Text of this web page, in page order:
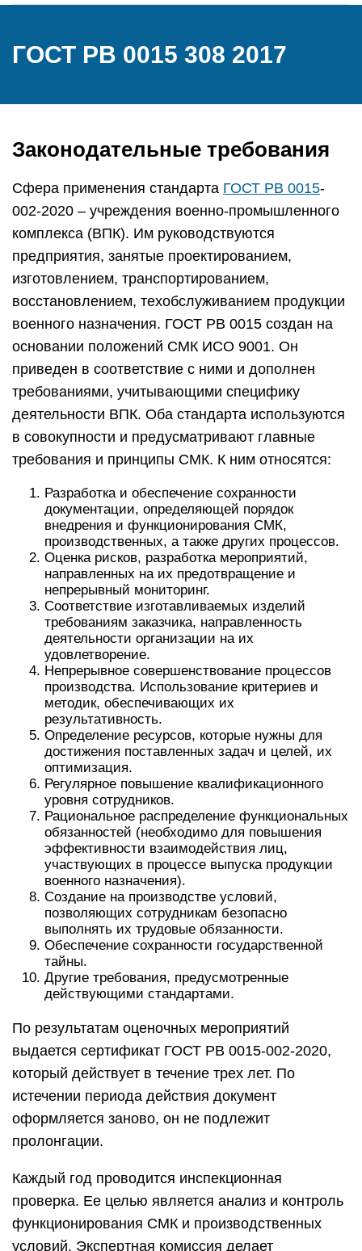
ГОСТ РВ 0015 308 2017
Законодательные требования
Сфера применения стандарта ГОСТ РВ 0015-
002-2020 – учреждения военно-промышленного
комплекса (ВПК). Им руководствуются
предприятия, занятые проектированием,
изготовлением, транспортированием,
восстановлением, техобслуживанием продукции
военного назначения. ГОСТ РВ 0015 создан на
основании положений СМК ИСО 9001. Он
приведен в соответствие с ними и дополнен
требованиями, учитывающими специфику
деятельности ВПК. Оба стандарта используются
в совокупности и предусматривают главные
требования и принципы СМК. К ним относятся:
Разработка и обеспечение сохранности
документации, определяющей порядок
внедрения и функционирования СМК,
производственных, а также других процессов.
Оценка рисков, разработка мероприятий,
направленных на их предотвращение и
непрерывный мониторинг.
Соответствие изготавливаемых изделий
требованиям заказчика, направленность
деятельности организации на их
удовлетворение.
Непрерывное совершенствование процессов
производства. Использование критериев и
методик, обеспечивающих их
результативность.
Определение ресурсов, которые нужны для
достижения поставленных задач и целей, их
оптимизация.
Регулярное повышение квалификационного
уровня сотрудников.
Рациональное распределение функциональных
обязанностей (необходимо для повышения
эффективности взаимодействия лиц,
участвующих в процессе выпуска продукции
военного назначения).
Создание на производстве условий,
позволяющих сотрудникам безопасно
выполнять их трудовые обязанности.
Обеспечение сохранности государственной
тайны.
Другие требования, предусмотренные
действующими стандартами.
По результатам оценочных мероприятий
выдается сертификат ГОСТ РВ 0015-002-2020,
который действует в течение трех лет. По
истечении периода действия документ
оформляется заново, он не подлежит
пролонгации.
Каждый год проводится инспекционная
проверка. Ее целью является анализ и контроль
функционирования СМК и производственных
условий. Экспертная комиссия делает